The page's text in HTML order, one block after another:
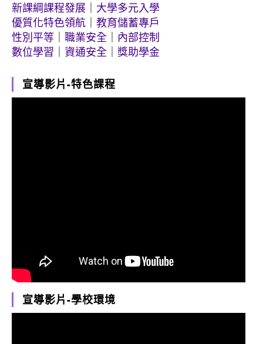
新課綱課程發展
大學多元入學
優質化特色領航
教育儲蓄專戶
性別平等
職業安全
內部控制
數位學習
資通安全 獎助學金
宣導影片-特色課程
宣導影片-學校環境